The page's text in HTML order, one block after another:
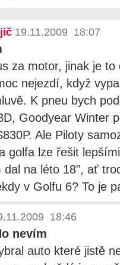
19.11.2009 18:07
za motor, jinak je to
nejezdí, když
K pneu bych
Goodyear Winter
Ale Piloty
golfa lze řešit
dal na léto 18", ať
v Golfu 6? To je
18:46
nevím
auto které jistě